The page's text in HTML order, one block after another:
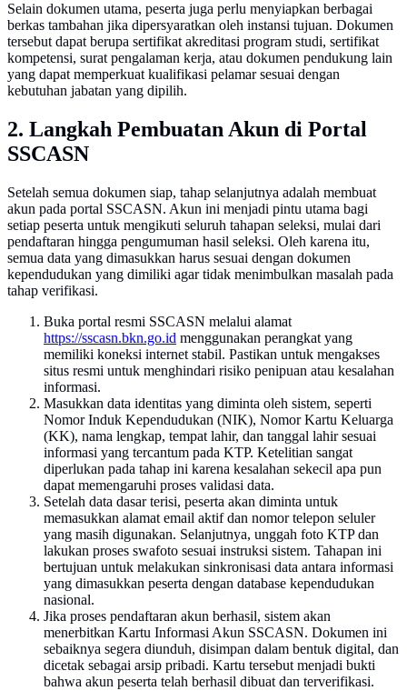
Selain dokumen utama, peserta juga perlu menyiapkan berbagai
berkas tambahan jika dipersyaratkan oleh instansi tujuan. Dokumen
tersebut dapat berupa sertifikat akreditasi program studi, sertifikat
kompetensi, surat pengalaman kerja, atau dokumen pendukung lain
yang dapat memperkuat kualifikasi pelamar sesuai dengan
kebutuhan jabatan yang dipilih.
2. Langkah Pembuatan Akun di Portal
SSCASN
Setelah semua dokumen siap, tahap selanjutnya adalah membuat
akun pada portal SSCASN. Akun ini menjadi pintu utama bagi
setiap peserta untuk mengikuti seluruh tahapan seleksi, mulai dari
pendaftaran hingga pengumuman hasil seleksi. Oleh karena itu,
semua data yang dimasukkan harus sesuai dengan dokumen
kependudukan yang dimiliki agar tidak menimbulkan masalah pada
tahap verifikasi.
Buka portal resmi SSCASN melalui alamat
https://sscasn.bkn.go.id menggunakan perangkat yang
memiliki koneksi internet stabil. Pastikan untuk mengakses
situs resmi untuk menghindari risiko penipuan atau kesalahan
informasi.
Masukkan data identitas yang diminta oleh sistem, seperti
Nomor Induk Kependudukan (NIK), Nomor Kartu Keluarga
(KK), nama lengkap, tempat lahir, dan tanggal lahir sesuai
informasi yang tercantum pada KTP. Ketelitian sangat
diperlukan pada tahap ini karena kesalahan sekecil apa pun
dapat memengaruhi proses validasi data.
Setelah data dasar terisi, peserta akan diminta untuk
memasukkan alamat email aktif dan nomor telepon seluler
yang masih digunakan. Selanjutnya, unggah foto KTP dan
lakukan proses swafoto sesuai instruksi sistem. Tahapan ini
bertujuan untuk melakukan sinkronisasi data antara informasi
yang dimasukkan peserta dengan database kependudukan
nasional.
Jika proses pendaftaran akun berhasil, sistem akan
menerbitkan Kartu Informasi Akun SSCASN. Dokumen ini
sebaiknya segera diunduh, disimpan dalam bentuk digital, dan
dicetak sebagai arsip pribadi. Kartu tersebut menjadi bukti
bahwa akun peserta telah berhasil dibuat dan terverifikasi.